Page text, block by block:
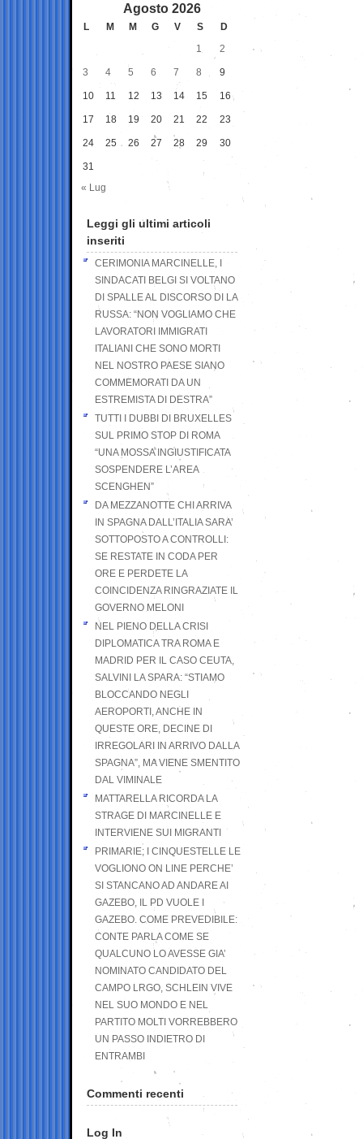
Agosto 2026
L M M G V S
D
1
2
3 4 5 6 7 8 9
10 11 12 13 14 15 16
17 18 19 20 21 22 23
24 25 26 27 28 29 30
31
« Lug
Leggi gli ultimi articoli
inseriti
CERIMONIA MARCINELLE, I
SINDACATI BELGI SI VOLTANO
DI SPALLE AL DISCORSO DI LA
RUSSA: “NON VOGLIAMO CHE
LAVORATORI IMMIGRATI
ITALIANI CHE SONO MORTI
NEL NOSTRO PAESE SIANO
COMMEMORATI DA UN
ESTREMISTA DI DESTRA”
TUTTI I DUBBI DI BRUXELLES
SUL PRIMO STOP DI ROMA
“UNA MOSSA INGIUSTIFICATA
SOSPENDERE L’AREA
SCENGHEN”
DA MEZZANOTTE CHI ARRIVA
IN SPAGNA DALL’ITALIA SARA’
SOTTOPOSTO A CONTROLLI:
SE RESTATE IN CODA PER
ORE E PERDETE LA
COINCIDENZA RINGRAZIATE IL
GOVERNO MELONI
NEL PIENO DELLA CRISI
DIPLOMATICA TRA ROMA E
MADRID PER IL CASO CEUTA,
SALVINI LA SPARA: “STIAMO
BLOCCANDO NEGLI
AEROPORTI, ANCHE IN
QUESTE ORE, DECINE DI
IRREGOLARI IN ARRIVO DALLA
SPAGNA”, MA VIENE SMENTITO
DAL VIMINALE
MATTARELLA RICORDA LA
STRAGE DI MARCINELLE E
INTERVIENE SUI MIGRANTI
PRIMARIE; I CINQUESTELLE LE
VOGLIONO ON LINE PERCHE’
SI STANCANO AD ANDARE AI
GAZEBO, IL PD VUOLE I
GAZEBO. COME PREVEDIBILE:
CONTE PARLA COME SE
QUALCUNO LO AVESSE GIA’
NOMINATO CANDIDATO DEL
CAMPO LRGO, SCHLEIN VIVE
NEL SUO MONDO E NEL
PARTITO MOLTI VORREBBERO
UN PASSO INDIETRO DI
ENTRAMBI
Commenti recenti
Log In